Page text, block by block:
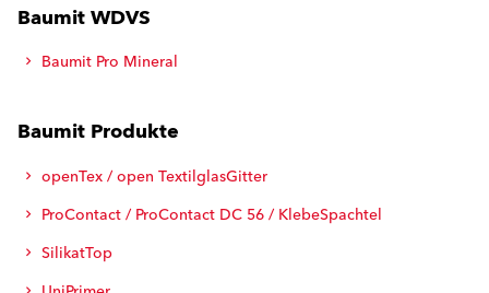
Baumit WDVS
Baumit Pro Mineral
Baumit Produkte
openTex / open TextilglasGitter
ProContact / ProContact DC 56 / KlebeSpachtel
SilikatTop